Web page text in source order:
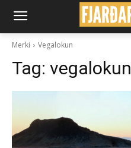
Merki Vegalokun
Tag: vegalokun